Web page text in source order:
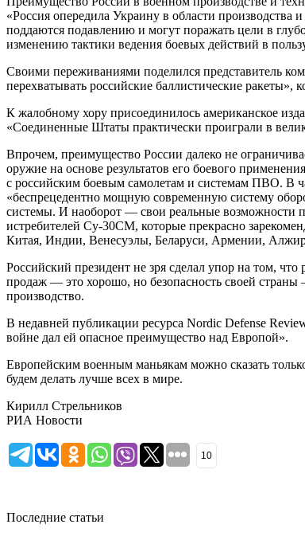
«Россия опередила Украину в области производства
поддаются подавлению и могут поражать цели в
изменению тактики ведения боевых действий в
Своими переживаниями поделился представитель
перехватывать российские баллистические ракеты»,
К жалобному хору присоединилось американское
«Соединенные Штаты практически проиграли в
Впрочем, преимущество России далеко не
оружие на основе результатов его боевого
с российским боевым самолетам и системам ПВО. В
«беспрецедентно мощную современную систему
системы. И наоборот — свои реальные возможности
истребителей Су-30СМ, которые прекрасно
Китая, Индии, Венесуэлы, Беларуси, Армении,
Российский президент не зря сделал упор на том,
продаж — это хорошо, но безопасность своей
производство.
В недавней публикации ресурса Nordic Defense
войне дал ей опасное преимущество над Европой».
Европейским военным маньякам можно сказать
будем делать лучше всех в мире.
Кирилл Стрельников
РИА Новости
10
Последние статьи